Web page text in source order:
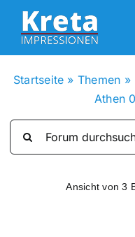
Zum
Inhalt
springen
Startseite » Themen »
Athen
Ansicht von 3